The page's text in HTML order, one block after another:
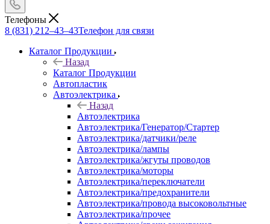
Телефоны
8 (831) 212–43–43Телефон для связи
Каталог Продукции
Назад
Каталог Продукции
Автопластик
Автоэлектрика
Назад
Автоэлектрика
Автоэлектрика/Генератор/Стартер
Автоэлектрика/датчики/реле
Автоэлектрика/лампы
Автоэлектрика/жгуты проводов
Автоэлектрика/моторы
Автоэлектрика/переключатели
Автоэлектрика/предохранители
Автоэлектрика/провода высоковольтные
Автоэлектрика/прочее